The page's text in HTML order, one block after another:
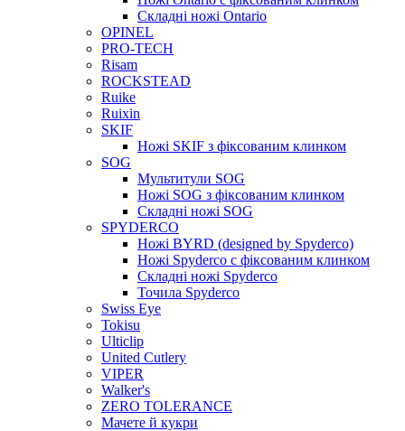
Складні ножі Ontario
OPINEL
PRO-TECH
Risam
ROCKSTEAD
Ruike
Ruixin
SKIF
Ножі SKIF з фіксованим клинком
SOG
Мультитули SOG
Ножі SOG з фіксованим клинком
Складні ножі SOG
SPYDERCO
Ножі BYRD (designed by Spyderco)
Ножі Spyderco c фіксованим клинком
Складні ножі Spyderco
Точила Spyderco
Swiss Eye
Tokisu
Ulticlip
United Cutlery
VIPER
Walker's
ZERO TOLERANCE
Мачете й кукри